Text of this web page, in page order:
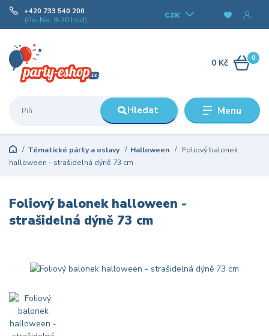
Menu
CZK
Hledat
+420 733 540 200
(Po-Ne, 9-20 hod)
0
0 Kč
Tématické párty a oslavy Halloween
Foliový balonek
halloween - strašidelná dýně 73 cm
Foliový balonek halloween -
strašidelná dýně 73 cm